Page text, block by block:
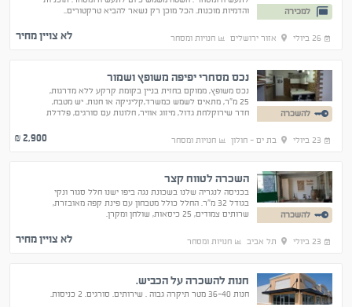
למכירה
והדמיות מוכנות. הכל מוכן רק נשאר להביא טרקטורים..
26 ביולי
אזור ירושלים חנויות ומסחר לא צויין מחיר
להשכרה
נכס מסחרי יפיפה משופץ ושמור
נכס משופץ, ממוקם בחזית בניין בקומת קרקע ללא מדרגות,
25 מ"ר, מתאים לשמש כמשרד,קליניקה או חנות. יש מטבח,
חדר שירוקלחת גדול, מיזוג אוויר, חלונות עם סורגים, פלדלת
23 ביולי
בת ים - חולון חנויות ומסחר 2,900
₪
להשכרה
השכרה לטווח קצר
בכניסה לנגריה שלנו בשכונת נגה ביפו ישנו חלל סגור ונקי
בגודל 32 מ"ר. החלל כולל מטבחון עם פינת קפה מאובזרת,
שרותים צמודים, 25 כיסאות, שולחן ומקרן.
23 ביולי תל אביב חנויות ומסחר לא צויין מחיר
חנות להשכרה על הכביש.
חנות 36-40 מטר תיקרה גבוה . שירותים. סורגים. 2 כניסות.